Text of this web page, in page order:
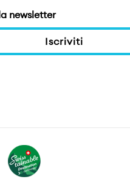
newsletter
Iscriviti